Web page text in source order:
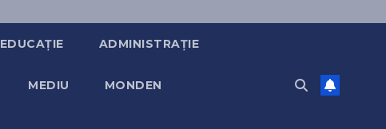
EDUCAȚIE ADMINISTRAȚIE
MEDIU MONDEN